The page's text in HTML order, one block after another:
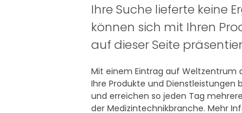
Ihre Suche lieferte keine
können sich mit Ihren
auf dieser Seite
Mit einem Eintrag auf Weltzentrum
Ihre Produkte und Dienstleistungen
und erreichen so jeden Tag
der Medizintechnikbranche. Mehr